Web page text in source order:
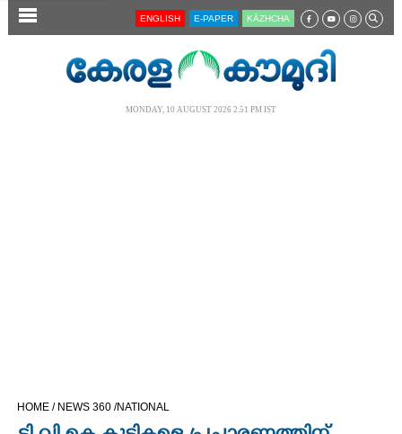
SECTIONS ENGLISH E-PAPER KĀZHCHA
MONDAY, 10 AUGUST 2026 2.51 PM IST
HOME / NEWS 360 /NATIONAL